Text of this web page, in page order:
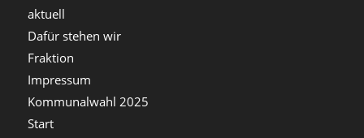
aktuell
Dafür stehen wir
Fraktion
Impressum
Kommunalwahl 2025
Start